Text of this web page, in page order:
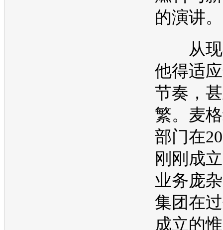
的演讲。
从现
他得适
节奏，
繁。麦
部门在
刚刚成
业务庞
集团在
成立的